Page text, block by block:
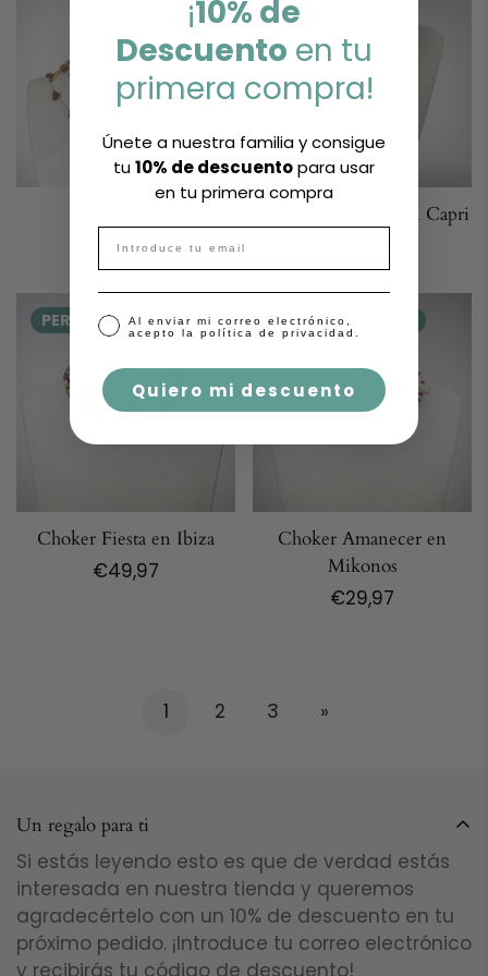
Precio
regular
€25,97
Colgante Arcoiris en Capri
regular
PERSONALIZABLE
Choker Fiesta en Ibiza
Precio
€49,97
PERSONALIZABLE
Choker Amanecer en
Mikonos
Precio
€29,97
1 2 3 »
Un regalo para ti
Si estás leyendo esto es que de verdad estás
interesada en nuestra tienda y queremos
agradecértelo con un 10% de descuento en tu
próximo pedido. ¡Introduce tu correo electrónico
y recibirás tu código de descuento!
¡10% de
Descuento en tu
primera compra!
Únete a nuestra familia y consigue
tu10% de descuentopara usar
en tu primera compra
Email
Aceptar marketing
Al enviar mi correo electrónico,
acepto la política de privacidad.
Quiero mi descuento